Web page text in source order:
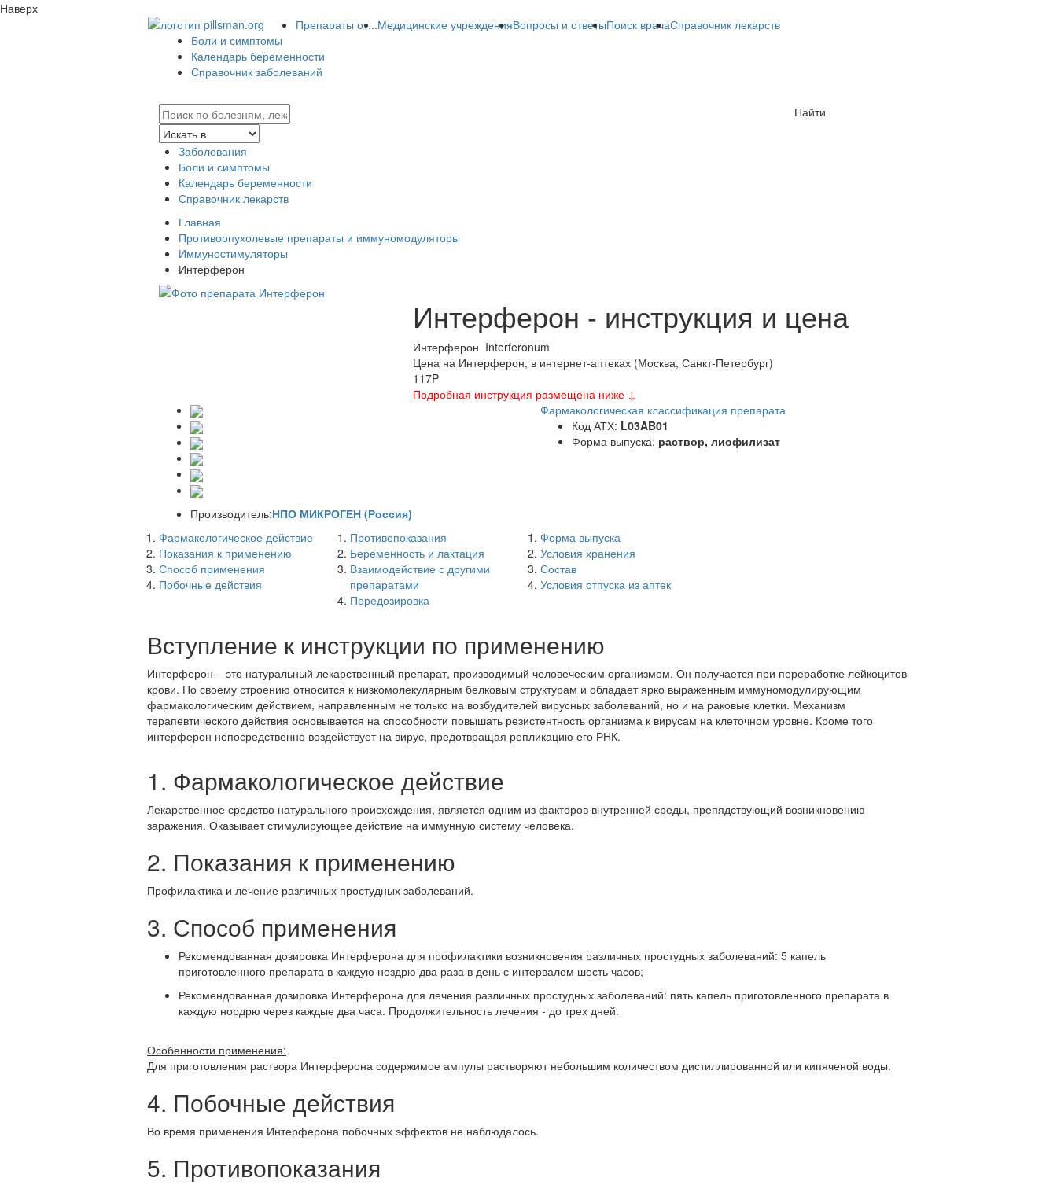
Наверх
Препараты от...Медицинские учрежденияВопросы и ответыПоиск врачаСправочник лекарств
Боли и симптомы
Календарь беременности
Справочник заболеваний
Найти
Заболевания
Боли и симптомы
Календарь беременности
Справочник лекарств
Главная
Противоопухолевые препараты и иммуномодуляторы
Иммуноcтимуляторы
Интерферон
Интерферон - инструкция и цена
Интерферон Interferonum
Цена на Интерферон, в интернет-аптеках (Москва, Санкт-Петербург)
117P
Подробная инструкция размещена ниже ↓
Производитель:НПО МИКРОГЕН (Россия)
Фармакологическая классификация препарата
Код АТХ: L03AB01
Форма выпуска: раствор, лиофилизат
Фармакологическое действие
Показания к применению
Способ применения
Побочные действия
Противопоказания
Беременность и лактация
Взаимодействие с другими
препаратами
Передозировка
Форма выпуска
Условия хранения
Состав
Условия отпуска из аптек
Вступление к инструкции по применению
Интерферон – это натуральный лекарственный препарат, производимый человеческим организмом. Он получается при переработке лейкоцитов
крови. По своему строению относится к низкомолекулярным белковым структурам и обладает ярко выраженным иммуномодулирующим
фармакологическим действием, направленным не только на возбудителей вирусных заболеваний, но и на раковые клетки. Механизм
терапевтического действия основывается на способности повышать резистентность организма к вирусам на клеточном уровне. Кроме того
интерферон непосредственно воздействует на вирус, предотвращая репликацию его РНК.
1. Фармакологическое действие
Лекарственное средство натурального происхождения, является одним из факторов внутренней среды, препядствующий возникновению
заражения. Оказывает стимулирующее действие на иммунную систему человека.
2. Показания к применению
Профилактика и лечение различных простудных заболеваний.
3. Способ применения
Рекомендованная дозировка Интерферона для профилактики возникновения различных простудных заболеваний: 5 капель
приготовленного препарата в каждую ноздрю два раза в день с интервалом шесть часов;
Рекомендованная дозировка Интерферона для лечения различных простудных заболеваний: пять капель приготовленного препарата в
каждую нордрю через каждые два часа. Продолжительность лечения - до трех дней.
Особенности применения:
Для приготовления раствора Интерферона содержимое ампулы растворяют небольшим количеством дистиллированной или кипяченой воды.
4. Побочные действия
Во время применения Интерферона побочных эффектов не наблюдалось.
5. Противопоказания